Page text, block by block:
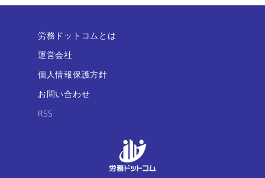
労務ドットコムとは
運営会社
個人情報保護方針
お問い合わせ
RSS